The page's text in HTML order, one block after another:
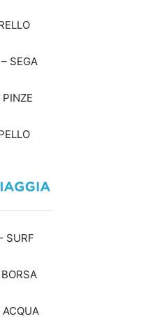
SEGA
SURF